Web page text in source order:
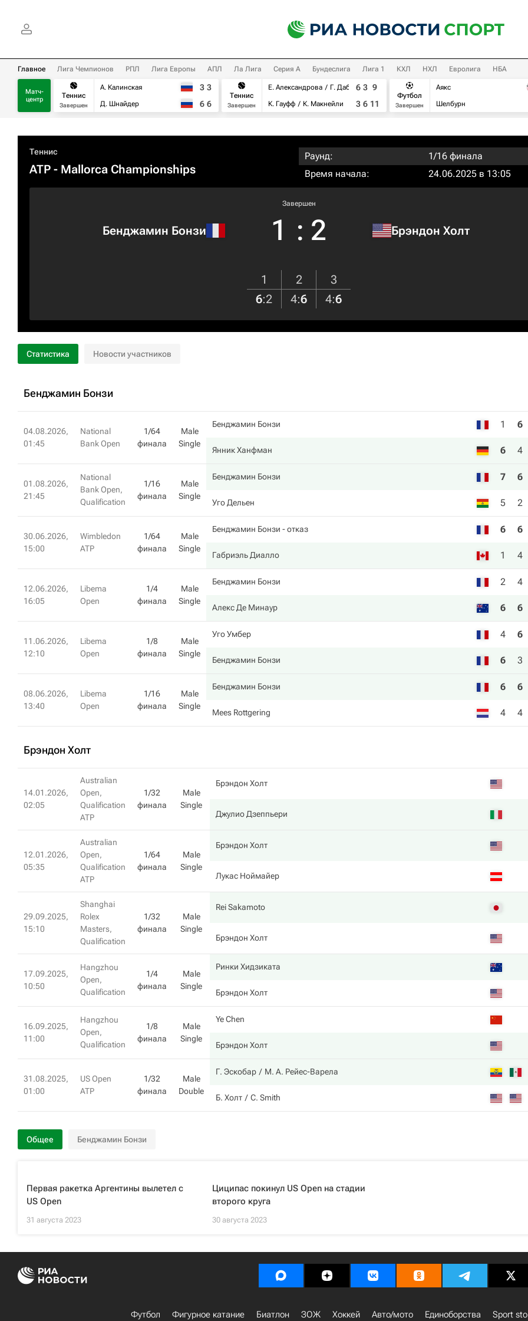
Главное Лига Чемпионов РПЛ Лига Европы АПЛ Ла Лига Серия А Бундеслига Лига 1 КХЛ НХЛ Евролига НБА
Матч-
центр
Теннис
Завершен
А. Калинская
Д. Шнайдер
3 3
6 6
Теннис
Завершен
Е. Александрова
Г. Дабровски
К. Гауфф
К. Макнейли
6 3 9
3 6 11
Футбол
Завершен
Аякс
Шелбурн
Теннис
ATP - Mallorca Championships
Раунд:
1/16 финала
Время начала:
24.06.2025 в 13:05
Бенджамин Бонзи
Завершен
1 : 2 Брэндон Холт
1 2
3
6:2 4:6 4:6
Статистика Новости участников
Бенджамин Бонзи
04.08.2026,
01:45
National
Bank Open
1/64
финала
Male
Single
Бенджамин Бонзи 1 6
Янник Ханфман 6 4
01.08.2026,
21:45
National
Bank Open,
Qualification
1/16
финала
Male
Single
Бенджамин Бонзи 7 6
Уго Дельен 5 2
30.06.2026,
15:00
Wimbledon
ATP
1/64
финала
Male
Single
Бенджамин Бонзи - отказ 6 6
Габриэль Диалло 1 4
12.06.2026,
16:05
Libema
Open
1/4
финала
Male
Single
Бенджамин Бонзи 2 4
Алекс Де Минаур 6 6
11.06.2026,
12:10
Libema
Open
1/8
финала
Male
Single
Уго Умбер 4 6
Бенджамин Бонзи 6 3
08.06.2026,
13:40
Libema
Open
1/16
финала
Male
Single
Бенджамин Бонзи 6 6
Mees Rottgering 4 4
Брэндон Холт
14.01.2026,
02:05
Australian
Open,
Qualification
ATP
1/32
финала
Male
Single
Брэндон Холт
Джулио Дзеппьери
12.01.2026,
05:35
Australian
Open,
Qualification
ATP
1/64
финала
Male
Single
Брэндон Холт
Лукас Ноймайер
29.09.2025,
15:10
Shanghai
Rolex
Masters,
Qualification
1/32
финала
Male
Single
Rei Sakamoto
Брэндон Холт
17.09.2025,
10:50
Hangzhou
Open,
Qualification
1/4
финала
Male
Single
Ринки Хидзиката
Брэндон Холт
16.09.2025,
11:00
Hangzhou
Open,
Qualification
1/8
финала
Male
Single
Ye Chen
Брэндон Холт
31.08.2025,
01:00
US Open
ATP
1/32
финала
Male
Double
Г. Эскобар М. А. Рейес-Варела
Б. Холт C. Smith
Общее Бенджамин Бонзи
Первая ракетка Аргентины вылетел с
US Open
31 августа 2023
Циципас покинул US Open на стадии
второго круга
30 августа 2023
Футбол Фигурное катание Биатлон ЗОЖ Хоккей Авто/мото Единоборства Sport